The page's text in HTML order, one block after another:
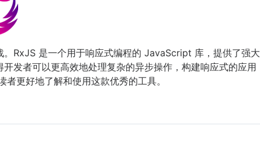
RxJS 是一个用于响应式编程的 JavaScript 库，提供了强大
发者可以更高效地处理复杂的异步操作，构建响应式的应用
更好地了解和使用这款优秀的工具。